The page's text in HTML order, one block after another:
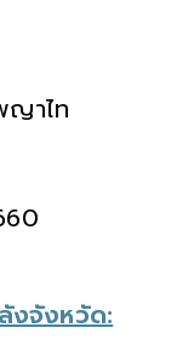
ญาไท
งจังหวัด: